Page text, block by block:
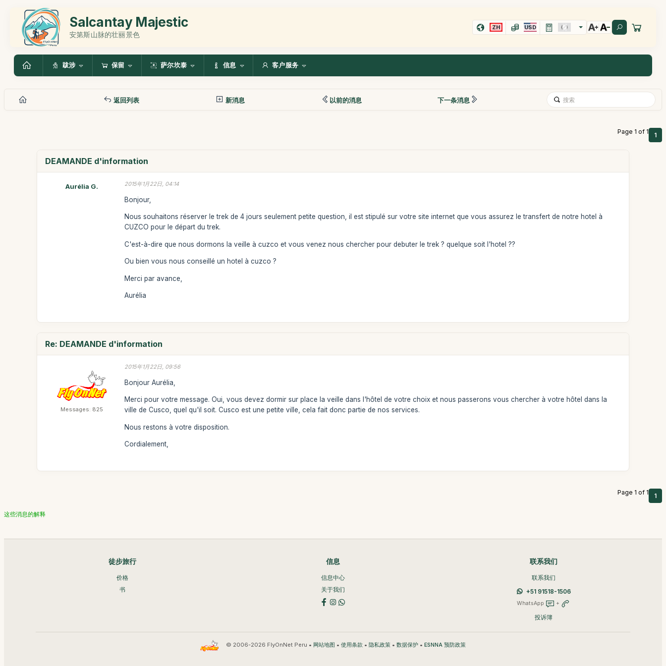
Salcantay Majestic
安第斯山脉的壮丽景色
ZH USD
跋涉 保留 萨尔坎泰 信息 客户服务
返回列表 新消息 以前的消息 下一条消息
Page 1 of 1 1
DEAMANDE d'information
Aurélia G. 2015年1月22日, 04:14
Bonjour,
Nous souhaitons réserver le trek de 4 jours seulement petite question, il est stipulé sur votre site internet que vous assurez le transfert de notre hotel à
CUZCO pour le départ du trek.
C'est-à-dire que nous dormons la veille à cuzco et vous venez nous chercher pour debuter le trek ? quelque soit l'hotel ??
Ou bien vous nous conseillé un hotel à cuzco ?
Merci par avance,
Aurélia
Re: DEAMANDE d'information
Messages: 825
2015年1月22日, 09:56
Bonjour Aurélia,
Merci pour votre message. Oui, vous devez dormir sur place la veille dans l'hôtel de votre choix et nous passerons vous chercher à votre hôtel dans la
ville de Cusco, quel qu'il soit. Cusco est une petite ville, cela fait donc partie de nos services.
Nous restons à votre disposition.
Cordialement,
Page 1 of 1 1
这些消息的解释
徒步旅行
价格
书
信息
信息中心
关于我们
联系我们
联系我们
+51 91518-1506
WhatsApp +
投诉簿
© 2006-2026 FlyOnNet Peru • 网站地图 •使用条款 •隐私政策 •数据保护 •ESNNA 预防政策